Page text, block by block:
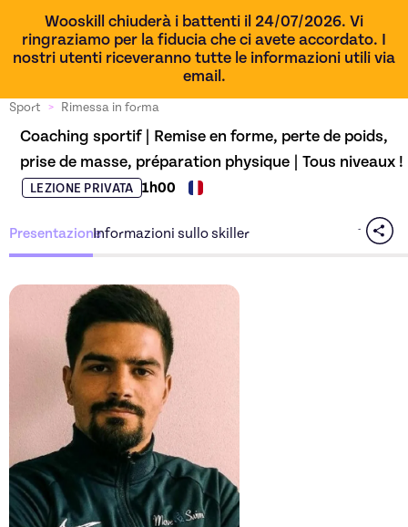
Wooskill chiuderà i battenti il 24/07/2026. Vi
ringraziamo per la fiducia che ci avete accordato. I
nostri utenti riceveranno tutte le informazioni utili via
email.
Sport > Rimessa in forma
Coaching sportif | Remise en forme, perte de poids,
prise de masse, préparation physique | Tous niveaux !
LEZIONE PRIVATA 1h00
PresentazioneInformazioni sullo skiller